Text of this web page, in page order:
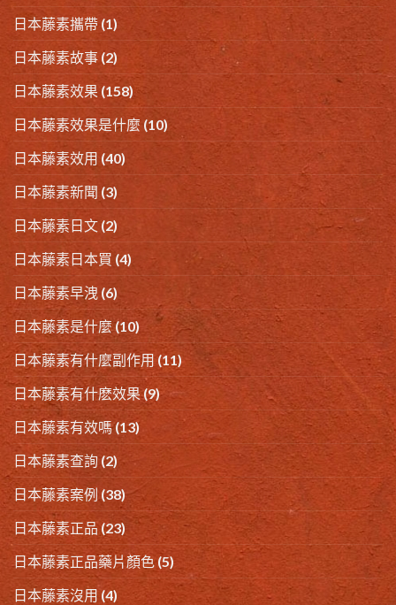
日本藤素攜帶 (1)
日本藤素故事 (2)
日本藤素效果 (158)
日本藤素效果是什麼 (10)
日本藤素效用 (40)
日本藤素新聞 (3)
日本藤素日文 (2)
日本藤素日本買 (4)
日本藤素早洩 (6)
日本藤素是什麼(10)
日本藤素有什麼副作用 (11)
日本藤素有什麽效果(9)
日本藤素有效嗎(13)
日本藤素查詢 (2)
日本藤素案例 (38)
日本藤素正品 (23)
日本藤素正品藥片顏色 (5)
日本藤素沒用 (4)